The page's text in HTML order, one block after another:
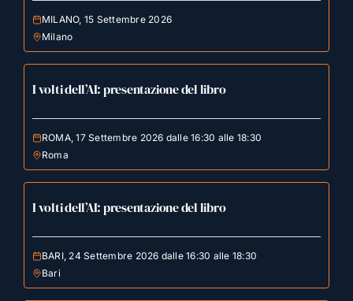
MILANO, 15 Settembre 2026
Milano
I volti dell’AI: presentazione del libro
ROMA, 17 Settembre 2026 dalle 16:30 alle 18:30
Roma
I volti dell’AI: presentazione del libro
BARI, 24 Settembre 2026 dalle 16:30 alle 18:30
Bari